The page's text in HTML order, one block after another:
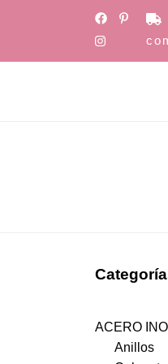
ACERO
Anillos